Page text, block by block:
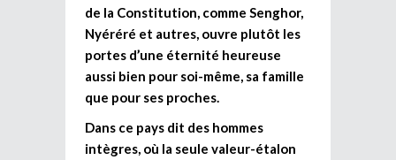
de la Constitution, comme Senghor,
Nyéréré et autres, ouvre plutôt les
portes d’une éternité heureuse
aussi bien pour soi-même, sa famille
que pour ses proches.
Dans ce pays dit des hommes
intègres, où la seule valeur-étalon